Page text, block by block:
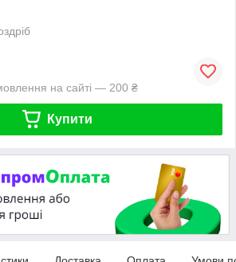
на сайті — 200 ₴
Купити